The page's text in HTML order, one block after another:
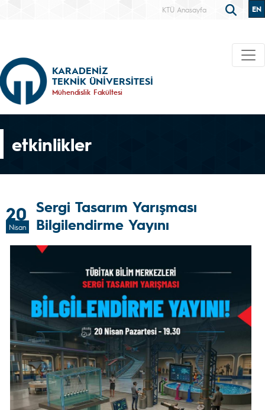
KTÜ Anasayfa EN
KARADENİZ
TEKNİK ÜNİVERSİTESİ
Mühendislik Fakültesi
etkinlikler
20
Nisan
Sergi Tasarım Yarışması
Bilgilendirme Yayını